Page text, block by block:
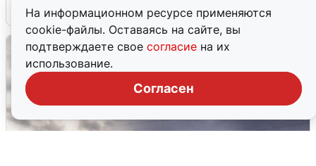
На информационном ресурсе применяются
cookie-файлы. Оставаясь на сайте, вы
подтверждаете свое согласие на их
использование.
Согласен
4 августа